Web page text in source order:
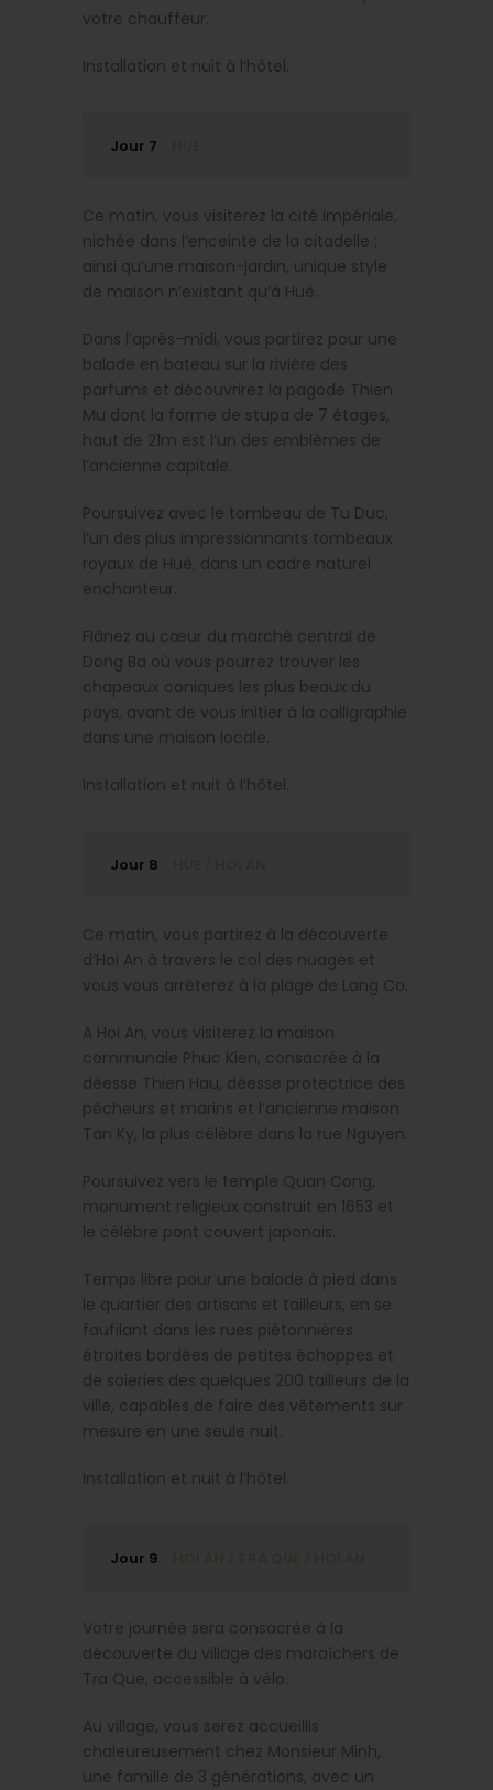
votre chauffeur.
Installation et nuit à l’hôtel.
Jour 7
Ce matin, vous visiterez la cité impériale,
nichée dans l’enceinte de la citadelle ;
ainsi qu’une maison-jardin, unique style
de maison n’existant qu’à Hué.
Dans l’après-midi, vous partirez pour une
balade en bateau sur la rivière des
parfums et découvrirez la pagode Thien
Mu dont la forme de stupa de 7 étages,
haut de 21m est l’un des emblèmes de
l’ancienne capitale.
Poursuivez avec le tombeau de Tu Duc,
l’un des plus impressionnants tombeaux
royaux de Hué, dans un cadre naturel
enchanteur.
Flânez au cœur du marché central de
Dong Ba où vous pourrez trouver les
chapeaux coniques les plus beaux du
pays, avant de vous initier à la calligraphie
dans une maison locale.
Installation et nuit à l’hôtel.
Jour 8
Ce matin, vous partirez à la découverte
d’Hoi An à travers le col des nuages et
vous vous arrêterez à la plage de Lang Co.
A Hoi An, vous visiterez la maison
communale Phuc Kien, consacrée à la
déesse Thien Hau, déesse protectrice des
pêcheurs et marins et l’ancienne maison
Tan Ky, la plus célèbre dans la rue Nguyen.
Poursuivez vers le temple Quan Cong,
monument religieux construit en 1653 et
le célèbre pont couvert japonais.
Temps libre pour une balade à pied dans
le quartier des artisans et tailleurs, en se
faufilant dans les rues piétonnières
étroites bordées de petites échoppes et
de soieries des quelques 200 tailleurs de la
ville, capables de faire des vêtements sur
mesure en une seule nuit.
Installation et nuit à l’hôtel.
Jour 9
Votre journée sera consacrée à la
découverte du village des maraîchers de
Tra Que, accessible à vélo.
Au village, vous serez accueillis
chaleureusement chez Monsieur Minh,
une famille de 3 générations, avec un